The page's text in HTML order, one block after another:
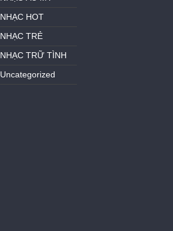
NHẠC HOT
NHẠC TRẺ
NHẠC TRỮ TÌNH
Uncategorized